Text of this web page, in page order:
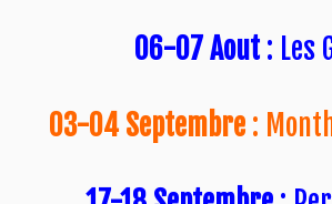
06-07 Aout : Les
03-04 Septembre: